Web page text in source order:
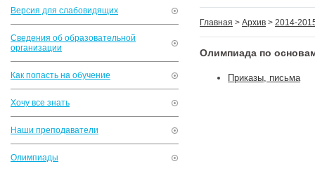
Версия для слабовидящих
Сведения об образовательной
организации
Как попасть на обучение
Хочу все знать
Наши преподаватели
Олимпиады
Главная > Архив > 2014-
Олимпиада по
Приказы, письма